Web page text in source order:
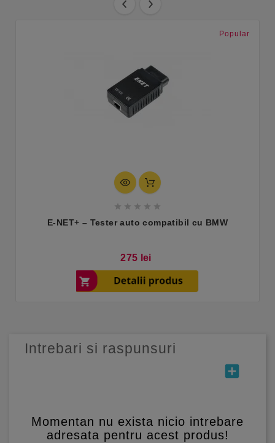
Popular
    
E-NET+ – Tester auto compatibil cu BMW
275 lei
Intrebari si raspunsuri
add_box
Momentan nu exista nicio intrebare
adresata pentru acest produs!